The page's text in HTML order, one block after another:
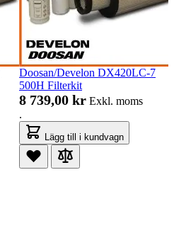
Doosan/Develon DX420LC-7
500H Filterkit
8 739,00 kr Exkl. moms
.
Lägg till i kundvagn